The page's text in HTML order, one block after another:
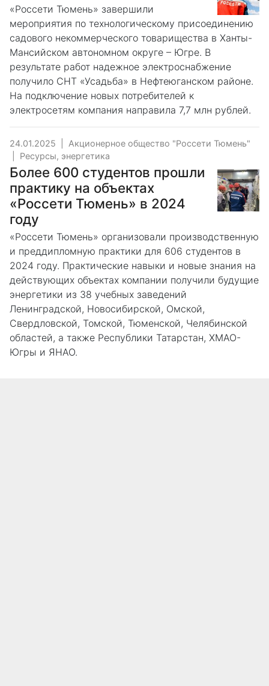
«Россети Тюмень» завершили
мероприятия по технологическому присоединению
садового некоммерческого товарищества в Ханты-
Мансийском автономном округе – Югре. В
результате работ надежное электроснабжение
получило СНТ «Усадьба» в Нефтеюганском районе.
На подключение новых потребителей к
электросетям компания направила 7,7 млн рублей.
24.01.2025
Акционерное общество "Россети Тюмень"
Ресурсы, энергетика
Более 600 студентов прошли
практику на объектах
«Россети Тюмень» в 2024
году
«Россети Тюмень» организовали производственную
и преддипломную практики для 606 студентов в
2024 году. Практические навыки и новые знания на
действующих объектах компании получили будущие
энергетики из 38 учебных заведений
Ленинградской, Новосибирской, Омской,
Свердловской, Томской, Тюменской, Челябинской
областей, а также Республики Татарстан, ХМАО-
Югры и ЯНАО.